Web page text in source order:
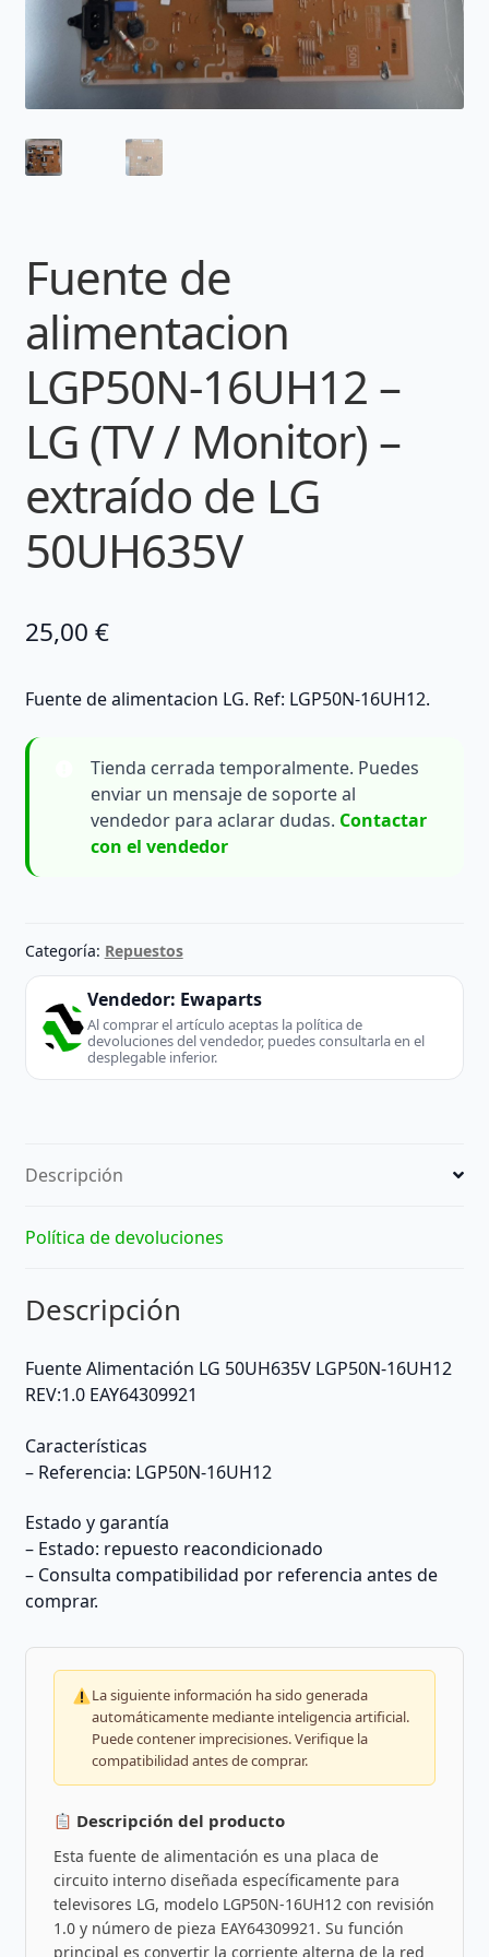
Fuente de
alimentacion
LGP50N-16UH12 –
LG (TV / Monitor) –
extraído de LG
50UH635V
25,00 €
Fuente de alimentacion LG. Ref: LGP50N-16UH12.
Tienda cerrada temporalmente. Puedes
enviar un mensaje de soporte al
vendedor para aclarar dudas. Contactar
con el vendedor
Categoría: Repuestos
Vendedor: Ewaparts
Al comprar el artículo aceptas la política de
devoluciones del vendedor, puedes consultarla en el
desplegable inferior.
Descripción
Política de devoluciones
Descripción
Fuente Alimentación LG 50UH635V LGP50N-16UH12
REV:1.0 EAY64309921
Características
– Referencia: LGP50N-16UH12
Estado y garantía
– Estado: repuesto reacondicionado
– Consulta compatibilidad por referencia antes de
comprar.
La siguiente información ha sido generada
automáticamente mediante inteligencia artificial.
Puede contener imprecisiones. Verifique la
compatibilidad antes de comprar.
Descripción del producto
Esta fuente de alimentación es una placa de
circuito interno diseñada específicamente para
televisores LG, modelo LGP50N-16UH12 con revisión
1.0 y número de pieza EAY64309921. Su función
principal es convertir la corriente alterna de la red